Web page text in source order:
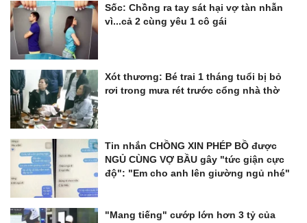
Sốc: Chồng ra tay sát hại vợ tàn nhẫn
vì...cả 2 cùng yêu 1 cô gái
Xót thương: Bé trai 1 tháng tuổi bị bỏ
rơi trong mưa rét trước cổng nhà thờ
Tin nhắn CHỒNG XIN PHÉP BỒ được
NGỦ CÙNG VỢ BẦU gây "tức giận cực
độ": "Em cho anh lên giường ngủ nhé"
"Mang tiếng" cướp lớn hơn 3 tỷ của